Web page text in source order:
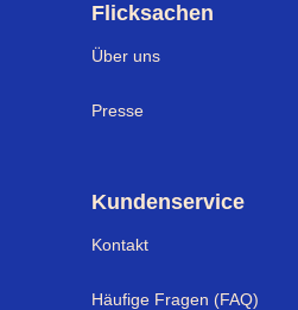
Flicksachen
Über uns
Presse
Kundenservice
Kontakt
Häufige Fragen (FAQ)